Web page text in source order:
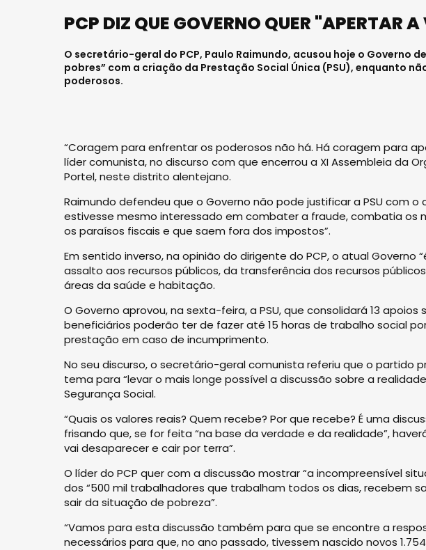
PCP DIZ QUE GOVERNO QUER "APERTAR
O secretário-geral do PCP, Paulo Raimundo, acusou hoje o Governo
pobres” com a criação da Prestação Social Única (PSU), enquanto
poderosos.
“Coragem para enfrentar os poderosos não há. Há coragem para
líder comunista, no discurso com que encerrou a XI Assembleia da
Portel, neste distrito alentejano.
Raimundo defendeu que o Governo não pode justificar a PSU com
estivesse mesmo interessado em combater a fraude, combatia os
os paraísos fiscais e que saem fora dos impostos”.
Em sentido inverso, na opinião do dirigente do PCP, o atual Governo
assalto aos recursos públicos, da transferência dos recursos
áreas da saúde e habitação.
O Governo aprovou, na sexta-feira, a PSU, que consolidará 13
beneficiários poderão ter de fazer até 15 horas de trabalho social
prestação em caso de incumprimento.
No seu discurso, o secretário-geral comunista referiu que o partido
tema para “levar o mais longe possível a discussão sobre a
Segurança Social.
“Quais os valores reais? Quem recebe? Por que recebe? É uma
frisando que, se for feita “na base da verdade e da realidade”,
vai desaparecer e cair por terra”.
O líder do PCP quer com a discussão mostrar “a incompreensível
dos “500 mil trabalhadores que trabalham todos os dias, recebem
sair da situação de pobreza”.
“Vamos para esta discussão também para que se encontre a
necessários para que, no ano passado, tivessem nascido novos